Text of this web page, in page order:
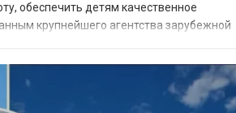
обеспечить детям качественное
крупнейшего агентства зарубежной